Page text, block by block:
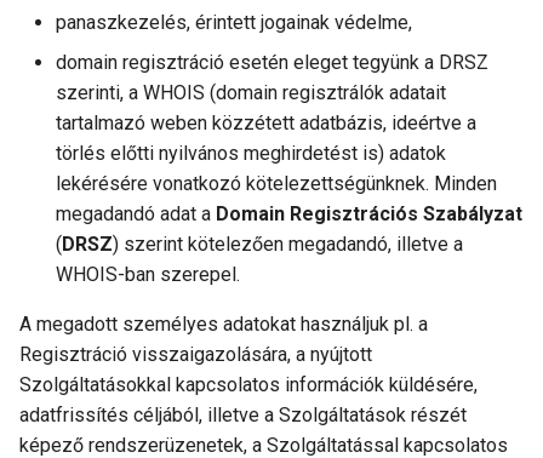
panaszkezelés, érintett jogainak védelme,
domain regisztráció esetén eleget tegyünk a DRSZ
szerinti, a WHOIS (domain regisztrálók adatait
tartalmazó weben közzétett adatbázis, ideértve a
törlés előtti nyilvános meghirdetést is) adatok
lekérésére vonatkozó kötelezettségünknek. Minden
megadandó adat a Domain Regisztrációs Szabályzat
(DRSZ) szerint kötelezően megadandó, illetve a
WHOIS-ban szerepel.
A megadott személyes adatokat használjuk pl. a
Regisztráció visszaigazolására, a nyújtott
Szolgáltatásokkal kapcsolatos információk küldésére,
adatfrissítés céljából, illetve a Szolgáltatások részét
képező rendszerüzenetek, a Szolgáltatással kapcsolatos